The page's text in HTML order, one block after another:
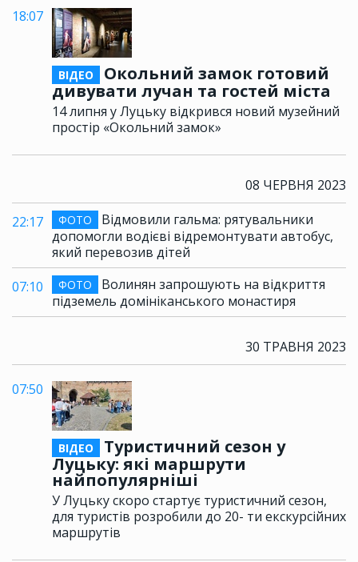
18:07
ВІДЕО
Окольний замок готовий
дивувати лучан та гостей міста
14 липня у Луцьку відкрився новий музейний
простір «Окольний замок»
08 ЧЕРВНЯ 2023
22:17 ФОТО
Відмовили гальма: рятувальники
допомогли водієві відремонтувати автобус,
який перевозив дітей
07:10
ФОТО
Волинян запрошують на відкриття
підземель домініканського монастиря
30 ТРАВНЯ 2023
07:50
ВІДЕО
Туристичний сезон у
Луцьку: які маршрути
найпопулярніші
У Луцьку скоро стартує туристичний сезон,
для туристів розробили до 20- ти екскурсійних
маршрутів